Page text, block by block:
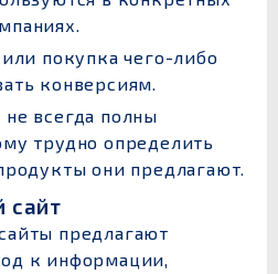
покупка чего-либо
конверсиям.
всегда полны
трудно определить
они предлагают.
сайт
предлагают
к информации,